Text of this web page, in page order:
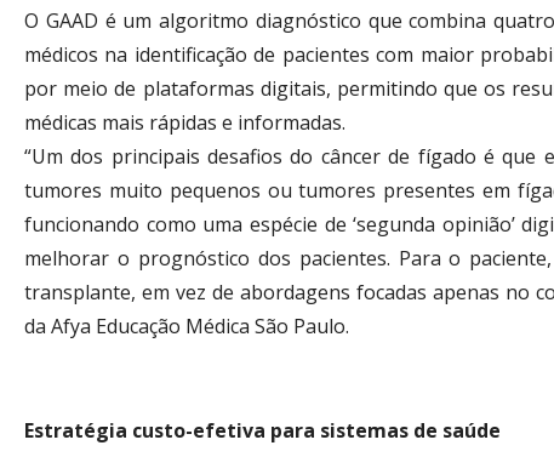
O GAAD é um algoritmo diagnóstico que combina
médicos na identificação de pacientes com maior
por meio de plataformas digitais, permitindo que os
médicas mais rápidas e informadas.
“Um dos principais desafios do câncer de fígado é
tumores muito pequenos ou tumores presentes em
funcionando como uma espécie de ‘segunda opinião’
melhorar o prognóstico dos pacientes. Para o
transplante, em vez de abordagens focadas apenas no
da Afya Educação Médica São Paulo.
Estratégia custo-efetiva para sistemas de saúde